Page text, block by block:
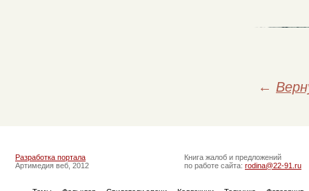
←
Разработка портала
Артимедия веб, 2012
Книга жалоб и предложений
по работе сайта: rodina@22-91.ru